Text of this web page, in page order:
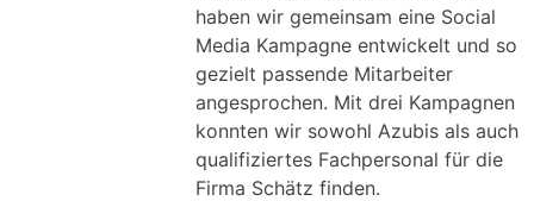
haben wir gemeinsam eine Social
Media Kampagne entwickelt und so
gezielt passende Mitarbeiter
angesprochen. Mit drei Kampagnen
konnten wir sowohl Azubis als auch
qualifiziertes Fachpersonal für die
Firma Schätz finden.